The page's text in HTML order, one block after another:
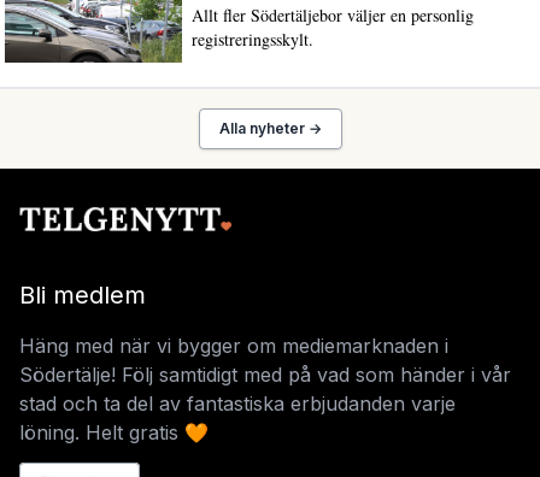
Allt fler Södertäljebor väljer en personlig
registreringsskylt.
Alla nyheter →
Bli medlem
Häng med när vi bygger om mediemarknaden i
Södertälje! Följ samtidigt med på vad som händer i vår
stad och ta del av fantastiska erbjudanden varje
löning. Helt gratis 🧡